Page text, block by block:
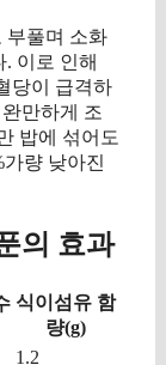
부풀며 소화
이로 인해
당이 급격하
만하게 조
밥에 섞어도
가량 낮아진
의 효과
식이섬유 함
량(g)
1.2